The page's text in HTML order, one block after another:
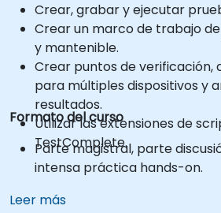
Crear, grabar y ejecutar
Crear un marco de trabajo
y mantenible.
Crear puntos de verificación,
para múltiples dispositivos y
resultados.
Utilizar las extensiones de
TestComplete.
Formato del curso
Parte magistral, parte
intensa práctica hands-on.
Leer más